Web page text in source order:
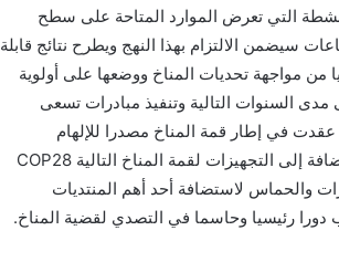
التي تعرض الموارد المتاحة على سطح
سيضمن الالتزام بهذا النهج ويطرح نتائج قابلة
مواجهة تحديات المناخ ووضعها على أولوية
السنوات التالية وتنفيذ مبادرات تسعى
عقدت في إطار قمة المناخ مصدرا للإلهام
وللتعرف على الكثير من قصص النجاح والمبادرات في المنطقة، بالإضافة إلى التجهيزات لقمة المناخ التالية COP28
والحماس لاستضافة أحد أهم المنتديات
رئيسيا وحاسما في التصدي لقضية المناخ.